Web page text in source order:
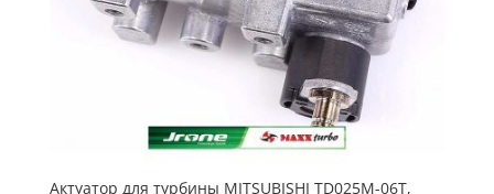
Актуатор для турбины MITSUBISHI TD025M-06T,